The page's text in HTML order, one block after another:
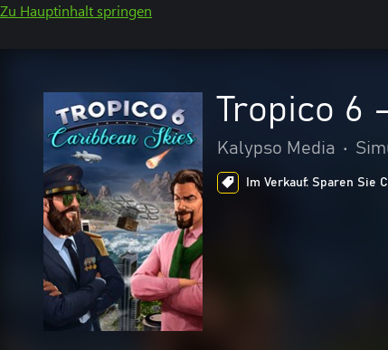
Zu Hauptinhalt springen
Tropico 6
Kalypso Media •
Im Verkauf: Sparen Sie